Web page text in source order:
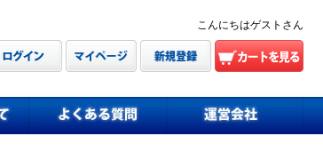
こんにちはゲストさん